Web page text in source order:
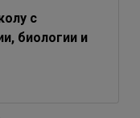
с
биологии и